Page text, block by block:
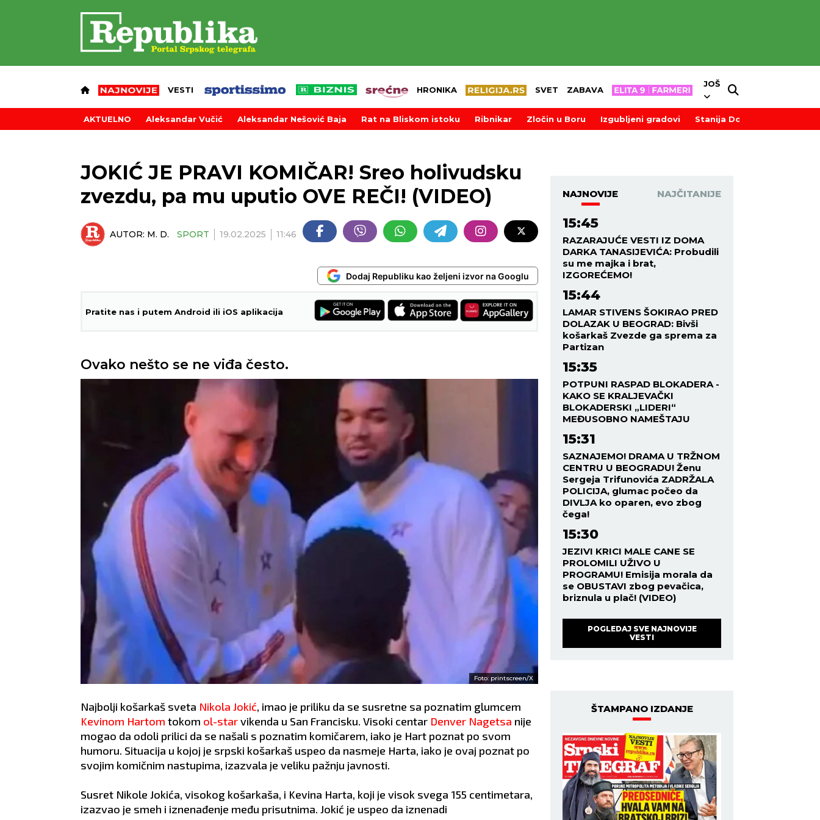
VESTI HRONIKA SVET ZABAVA
JOŠ
AKTUELNO Aleksandar Vučić Aleksandar Nešović Baja Rat na Bliskom istoku Ribnikar Zločin u Boru Izgubljeni gradovi Stanija Dobrojević
JOKIĆ JE PRAVI KOMIČAR! Sreo holivudsku
zvezdu, pa mu uputio OVE REČI! (VIDEO)
AUTOR: M. D. SPORT 19.02.2025 11:46
Dodaj Republiku kao željeni izvor na Googlu
Pratite nas i putem Android ili iOS aplikacija
Ovako nešto se ne viđa često.
Foto: printscreen/X
Najbolji košarkaš sveta Nikola Jokić, imao je priliku da se susretne sa poznatim glumcem
Kevinom Hartom tokom ol-starvikenda u San Francisku. Visoki centar Denver Nagetsa nije
mogao da odoli prilici da se našali s poznatim komičarem, iako je Hart poznat po svom
humoru. Situacija u kojoj je srpski košarkaš uspeo da nasmeje Harta, iako je ovaj poznat po
svojim komičnim nastupima, izazvala je veliku pažnju javnosti.
Susret Nikole Jokića, visokog košarkaša, i Kevina Harta, koji je visok svega 155 centimetara,
izazvao je smeh i iznenađenje među prisutnima. Jokić je uspeo da iznenadi
NAJNOVIJE NAJČITANIJE
15:45
RAZARAJUĆE VESTI IZ DOMA
DARKA TANASIJEVIĆA: Probudili
su me majka i brat,
IZGOREĆEMO!
15:44
LAMAR STIVENS ŠOKIRAO PRED
DOLAZAK U BEOGRAD: Bivši
košarkaš Zvezde ga sprema za
Partizan
15:35
POTPUNI RASPAD BLOKADERA -
KAKO SE KRALJEVAČKI
BLOKADERSKI „LIDERI“
MEĐUSOBNO NAMEŠTAJU
15:31
SAZNAJEMO! DRAMA U TRŽNOM
CENTRU U BEOGRADU! Ženu
Sergeja Trifunovića ZADRŽALA
POLICIJA, glumac počeo da
DIVLJA ko oparen, evo zbog
čega!
15:30
JEZIVI KRICI MALE CANE SE
PROLOMILI UŽIVO U
PROGRAMU! Emisija morala da
se OBUSTAVI zbog pevačica,
briznula u plač! (VIDEO)
POGLEDAJ SVE NAJNOVIJE
VESTI
ŠTAMPANO IZDANJE